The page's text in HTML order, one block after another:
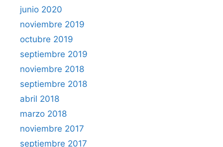
junio 2020
noviembre 2019
octubre 2019
septiembre 2019
noviembre 2018
septiembre 2018
abril 2018
marzo 2018
noviembre 2017
septiembre 2017